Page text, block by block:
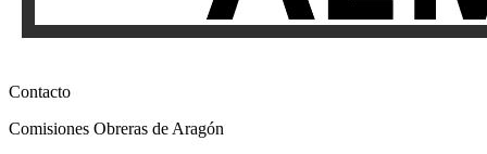
Contacto
Comisiones Obreras de Aragón